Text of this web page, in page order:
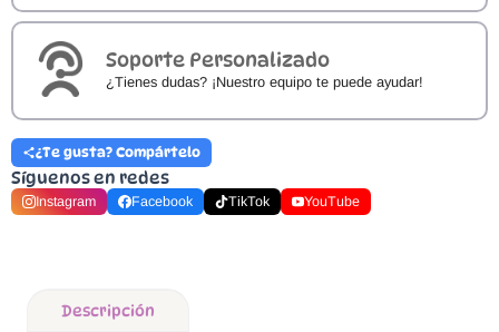
Soporte Personalizado
¿Tienes dudas? ¡Nuestro equipo te puede ayudar!
¿Te gusta? Compártelo
Síguenos en redes
Instagram Facebook TikTok YouTube
Descripción